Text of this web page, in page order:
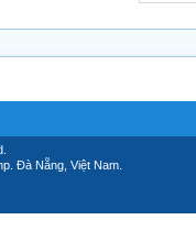
Đà Nẵng, Việt Nam.